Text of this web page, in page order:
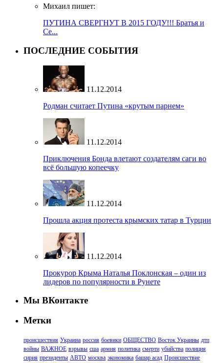
Михаил пишет:
ПУТИНА СВЕРГНУТ В 2015 ГОДУ!!! Братья и
Се...
ПОСЛЕДНИЕ СОБЫТИЯ
11.12.2014
Родман считает Путина «крутым парнем»
11.12.2014
Приключения Бонда влетают создателям саги во
всё большую копеечку
11.12.2014
Прошла акция протеста крымских татар в Турции
11.12.2014
Прокурор Крыма Наталья Поклонская – один из
лидеров по популярности в Рунете
Мы ВКонтакте
Метки
происшествия Украина россия боевики ОБЩЕСТВО Восток Украины дтп
войны ВАЖНОЕ взрывы сша армия политика смерти убийства полиция
сирия президенты АВТО москва экономика башар асад Происшествие